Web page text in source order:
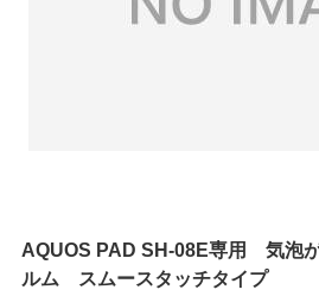
AQUOS PAD SH-08E専用 気泡
ルム スムースタッチタイプ